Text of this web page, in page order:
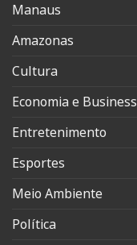
Manaus
Amazonas
Cultura
Economia e Business
Entretenimento
Esportes
Meio Ambiente
Política